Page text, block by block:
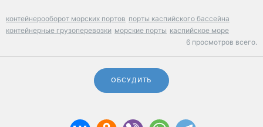
контейнерооборот морских портов порты каспийского бассейна
контейнерные грузоперевозки морские порты каспийское море
6 просмотров всего.
ОБСУДИТЬ